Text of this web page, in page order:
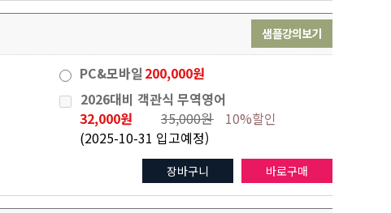
샘플강의보기
PC&모바일 200,000원
2026대비 객관식 무역영어
32,000원
35,000원
10%할인
(2025-10-31 입고예정)
바로구매
장바구니